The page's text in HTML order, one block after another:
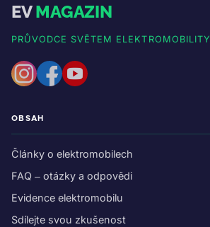
EVMAGAZIN
PRŮVODCE SVĚTEM ELEKTROMOBILITY
OBSAH
Články o elektromobilech
FAQ – otázky a odpovědi
Evidence elektromobilu
Sdílejte svou zkušenost